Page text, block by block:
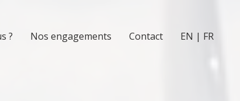
? Nos engagements Contact EN | FR